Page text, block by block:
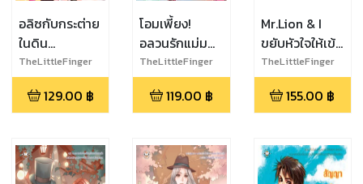
อลิซกับกระต่าย
ในดิน
แดน(ไม่)มหัศจรรย์
TheLittleFinger
129.00 ฿
โอมเพี้ยง!
อลวนรักแม่มด
จอมป่วน
TheLittleFinger
119.00 ฿
Mr.Lion & I
ขยับหัวใจให้เข้า
ใกล้รัก
TheLittleFinger
155.00 ฿